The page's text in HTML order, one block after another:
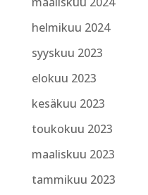
helmikuu 2024
syyskuu 2023
elokuu 2023
kesäkuu 2023
toukokuu 2023
maaliskuu 2023
tammikuu 2023